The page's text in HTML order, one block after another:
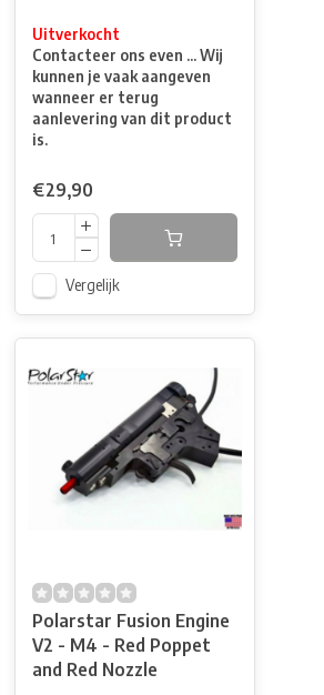
Uitverkocht
Contacteer ons even ... Wij
kunnen je vaak aangeven
wanneer er terug
aanlevering van dit product
is.
€29,90
Vergelijk
Polarstar Fusion Engine
V2 - M4 - Red Poppet
and Red Nozzle